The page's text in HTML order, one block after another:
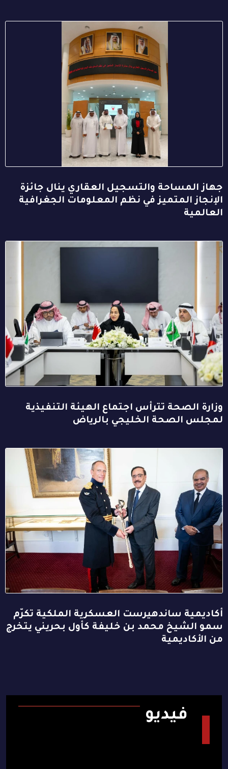
جهاز المساحة والتسجيل العقاري ينال جائزة
الإنجاز المتميز في نظم المعلومات الجغرافية
العالمية
وزارة الصحة تترأس اجتماع الهيئة التنفيذية
لمجلس الصحة الخليجي بالرياض
أكاديمية ساندهيرست العسكرية الملكية تكرّم
سمو الشيخ محمد بن خليفة كأول بحريني يتخرج
من الأكاديمية
فيديو